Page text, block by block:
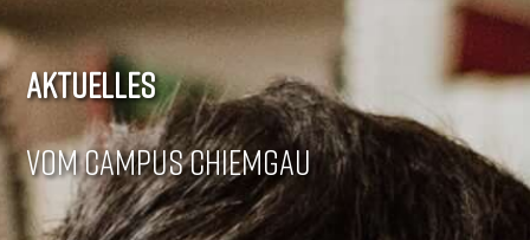
AKTUELLES
VOM CAMPUS CHIEMGAU